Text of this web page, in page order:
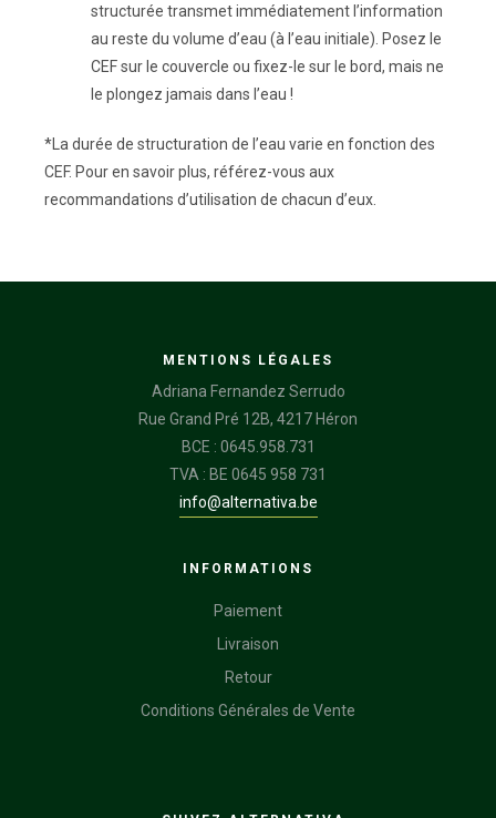
structurée transmet immédiatement l’information
au reste du volume d’eau (à l’eau initiale). Posez le
CEF sur le couvercle ou fixez-le sur le bord, mais ne
le plongez jamais dans l’eau !
*La durée de structuration de l’eau varie en fonction des
CEF. Pour en savoir plus, référez-vous aux
recommandations d’utilisation de chacun d’eux.
MENTIONS LÉGALES
Adriana Fernandez Serrudo
Rue Grand Pré 12B, 4217 Héron
BCE : 0645.958.731
TVA : BE 0645 958 731
info@alternativa.be
INFORMATIONS
Paiement
Livraison
Retour
Conditions Générales de Vente